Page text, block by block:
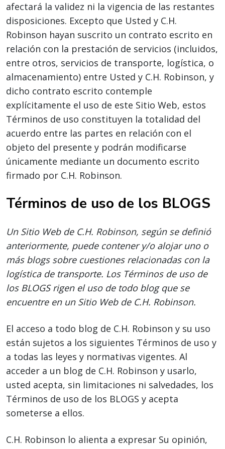
afectará la validez ni la vigencia de las restantes
disposiciones. Excepto que Usted y C.H.
Robinson hayan suscrito un contrato escrito en
relación con la prestación de servicios (incluidos,
entre otros, servicios de transporte, logística, o
almacenamiento) entre Usted y C.H. Robinson, y
dicho contrato escrito contemple
explícitamente el uso de este Sitio Web, estos
Términos de uso constituyen la totalidad del
acuerdo entre las partes en relación con el
objeto del presente y podrán modificarse
únicamente mediante un documento escrito
firmado por C.H. Robinson.
Términos de uso de los BLOGS
Un Sitio Web de C.H. Robinson, según se definió
anteriormente, puede contener y/o alojar uno o
más blogs sobre cuestiones relacionadas con la
logística de transporte. Los Términos de uso de
los BLOGS rigen el uso de todo blog que se
encuentre en un Sitio Web de C.H. Robinson.
El acceso a todo blog de C.H. Robinson y su uso
están sujetos a los siguientes Términos de uso y
a todas las leyes y normativas vigentes. Al
acceder a un blog de C.H. Robinson y usarlo,
usted acepta, sin limitaciones ni salvedades, los
Términos de uso de los BLOGS y acepta
someterse a ellos.
C.H. Robinson lo alienta a expresar Su opinión,